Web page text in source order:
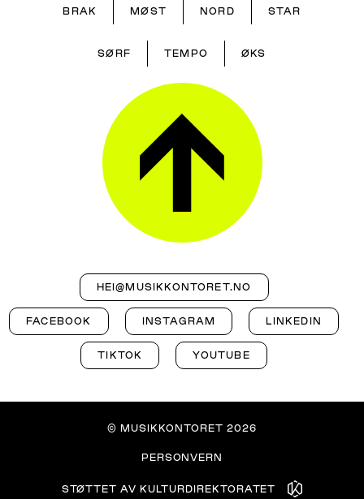
BRAK MØST NORD STAR
SØRF TEMPO ØKS
HEI@MUSIKKONTORET.NO
FACEBOOK INSTAGRAM LINKEDIN
TIKTOK YOUTUBE
© MUSIKKONTORET 2026
PERSONVERN
STØTTET AV KULTURDIREKTORATET